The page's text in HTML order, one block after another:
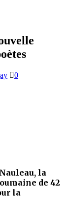
0
la
de 42
la